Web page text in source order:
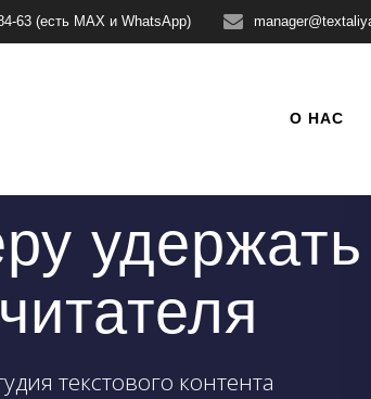
63 (есть MAX и WhatsApp)
О НАС
читателя
текстового контента